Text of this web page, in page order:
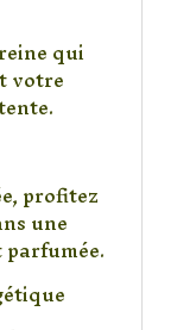
qui
votre
profitez
une